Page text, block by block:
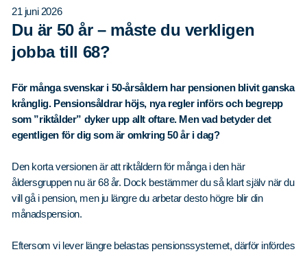
21 juni 2026
Du är 50 år – måste du verkligen
jobba till 68?
För många svenskar i 50-årsåldern har pensionen blivit ganska
krånglig. Pensionsåldrar höjs, nya regler införs och begrepp
som ”riktålder” dyker upp allt oftare. Men vad betyder det
egentligen för dig som är omkring 50 år i dag?
Den korta versionen är att riktåldern för många i den här
åldersgruppen nu är 68 år. Dock bestämmer du så klart själv när du
vill gå i pension, men ju längre du arbetar desto högre blir din
månadspension.
Eftersom vi lever längre belastas pensionssystemet, därför infördes